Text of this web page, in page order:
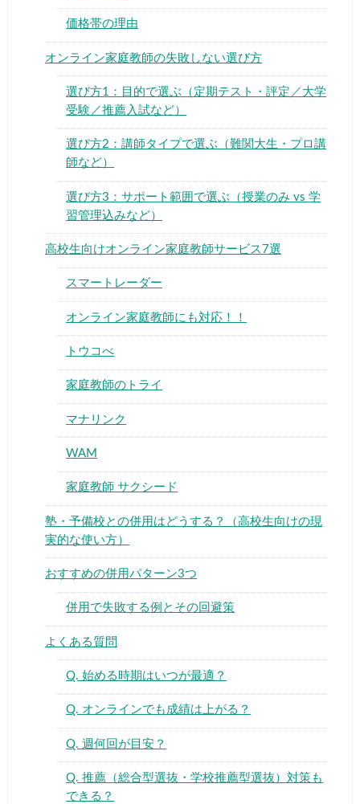
価格帯の理由
オンライン家庭教師の失敗しない選び方
選び方1：目的で選ぶ（定期テスト・評定／大学
受験／推薦入試など）
選び方2：講師タイプで選ぶ（難関大生・プロ講
師など）
選び方3：サポート範囲で選ぶ（授業のみ vs 学
習管理込みなど）
高校生向けオンライン家庭教師サービス7選
スマートレーダー
オンライン家庭教師にも対応！！
トウコべ
家庭教師のトライ
マナリンク
WAM
家庭教師 サクシード
塾・予備校との併用はどうする？（高校生向けの現
実的な使い方）
おすすめの併用パターン3つ
併用で失敗する例とその回避策
よくある質問
Q. 始める時期はいつが最適？
Q. オンラインでも成績は上がる？
Q. 週何回が目安？
Q. 推薦（総合型選抜・学校推薦型選抜）対策も
できる？